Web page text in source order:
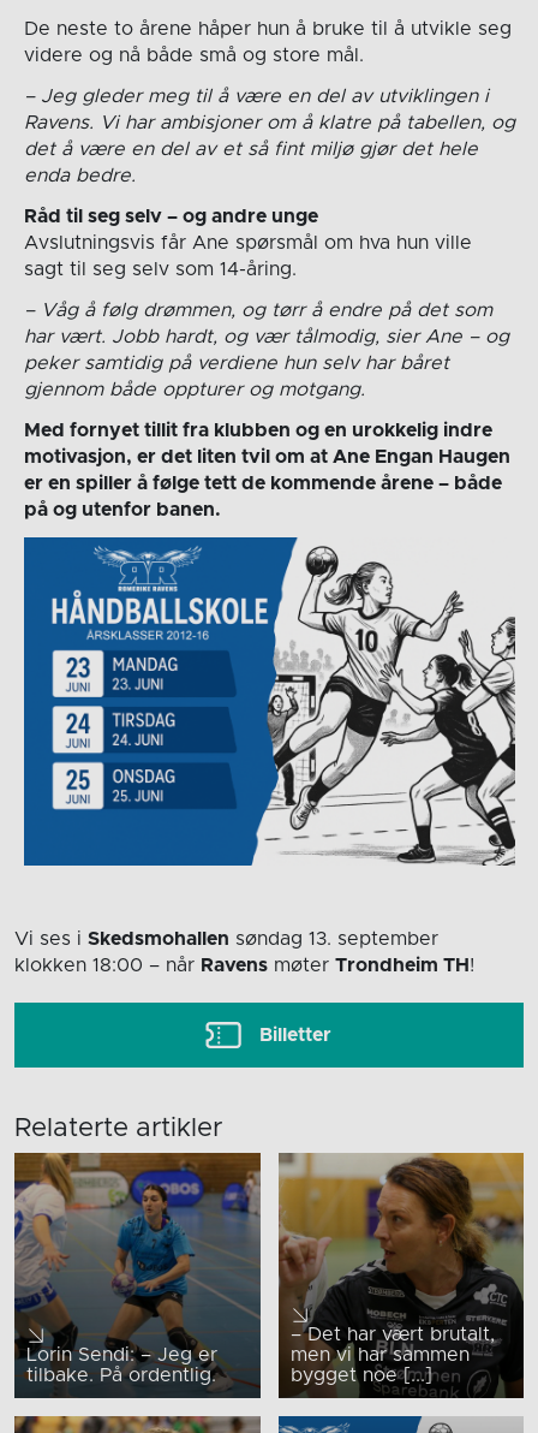
De neste to årene håper hun å bruke til å utvikle seg
videre og nå både små og store mål.
– Jeg gleder meg til å være en del av utviklingen i
Ravens. Vi har ambisjoner om å klatre på tabellen, og
det å være en del av et så fint miljø gjør det hele
enda bedre.
Råd til seg selv – og andre unge
Avslutningsvis får Ane spørsmål om hva hun ville
sagt til seg selv som 14-åring.
– Våg å følg drømmen, og tørr å endre på det som
har vært. Jobb hardt, og vær tålmodig, sier Ane – og
peker samtidig på verdiene hun selv har båret
gjennom både oppturer og motgang.
Med fornyet tillit fra klubben og en urokkelig indre
motivasjon, er det liten tvil om at Ane Engan Haugen
er en spiller å følge tett de kommende årene – både
på og utenfor banen.
Vi ses i Skedsmohallen søndag 13. september
klokken 18:00 – når Ravens møter Trondheim TH !
Billetter
Relaterte artikler
Lorin Sendi: – Jeg er
tilbake. På ordentlig.
– Det har vært brutalt,
men vi har sammen
bygget noe [...]